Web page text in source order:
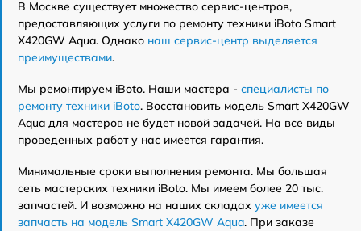
В Москве существует множество сервис-центров,
предоставляющих услуги по ремонту техники iBoto Smart
Х420GW Aqua. Однако наш сервис-центр выделяется
преимуществами.
Мы ремонтируем iBoto. Наши мастера - специалисты по
ремонту техники iBoto. Восстановить модель Smart Х420GW
Aqua для мастеров не будет новой задачей. На все виды
проведенных работ у нас имеется гарантия.
Минимальные сроки выполнения ремонта. Мы большая
сеть мастерских техники iBoto. Мы имеем более 20 тыс.
запчастей. И возможно на наших складах уже имеется
запчасть на модель Smart Х420GW Aqua. При заказе